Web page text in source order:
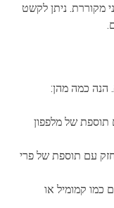
מקוררת. ניתן לקשט
הנה כמה מהן:
תוספת של מלפפון
עם תוספת של פרי
כמו קמומיל או